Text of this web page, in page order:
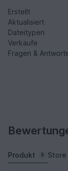
Erstellt
Aktualisiert
Dateitypen
Verkäufe
Fragen &
Produkt 9 Store